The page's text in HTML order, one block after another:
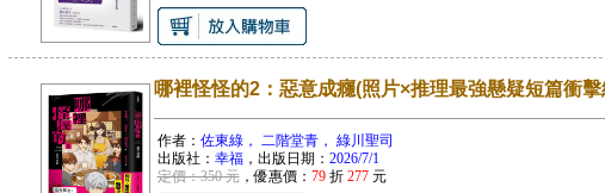
哪裡怪怪的2：惡意成癮(照片×推理最強懸疑短篇衝擊
作者： 佐東綠， 二階堂青， 綠川聖司
出版社： 幸福，出版日期： 2026/7/1
定價：350 元，優惠價： 79折 277元